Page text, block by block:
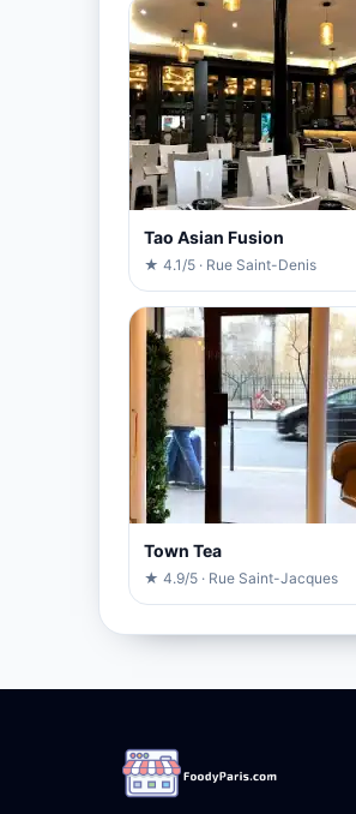
Tao Asian Fusion
★ 4.1/5 · Rue Saint-Denis
Town Tea
★ 4.9/5 · Rue Saint-Jacques